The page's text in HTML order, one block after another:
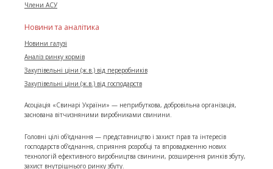
Члени АСУ
Новини та аналітика
Новини галузі
Аналіз ринку кормів
Закупівельні ціни (ж.в.) від переробників
Закупівельні ціни (ж.в.) від господарств
Асоціація «Свинарі України» — неприбуткова, добровільна організація,
заснована вітчизняними виробниками свинини.
Головні цілі об'єднання — представництво і захист прав та інтересів
господарств об’єднання, сприяння розробці та впровадженню нових
технологій ефективного виробництва свинини, розширення ринків збуту,
захист внутрішнього ринку збуту.